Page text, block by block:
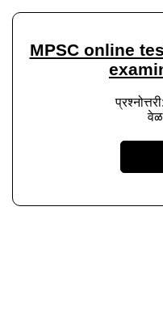
MPSC online